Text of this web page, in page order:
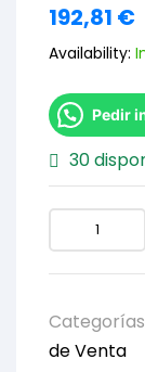
192,81 €
Availability:
Pedir
30
de Venta